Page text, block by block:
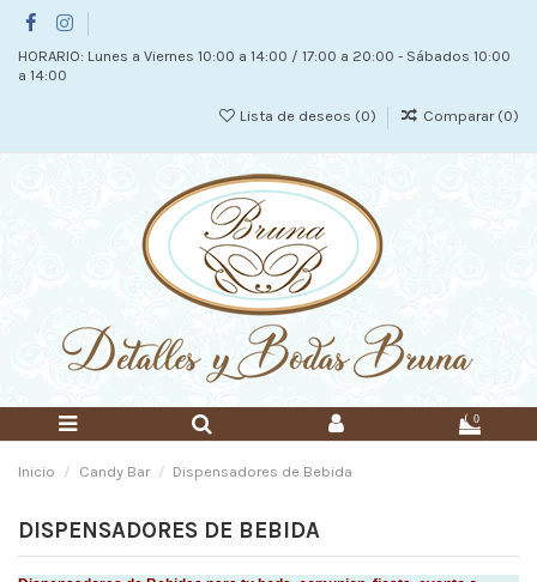
HORARIO: Lunes a Viernes 10:00 a 14:00 / 17:00 a 20:00 - Sábados 10:00
a 14:00
Lista de deseos (0) Comparar (0)
0
Inicio Candy Bar Dispensadores de Bebida
DISPENSADORES DE BEBIDA